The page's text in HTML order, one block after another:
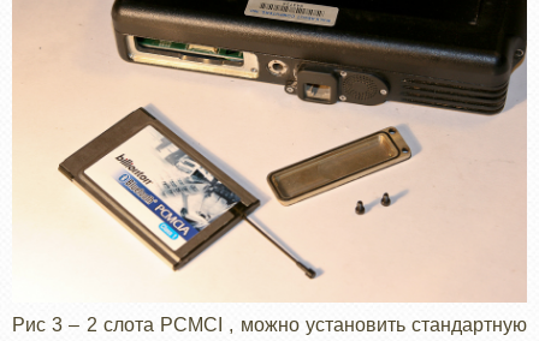
Рис 3 – 2 слота PCMCI , можно установить стандартную